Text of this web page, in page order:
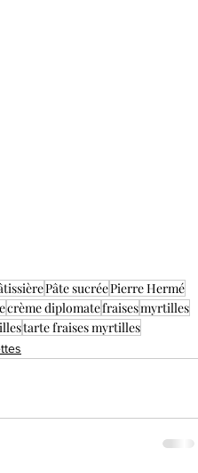
Pâte sucréePierre Hermé
crème diplomatefraisesmyrtilles
tarte fraises myrtilles